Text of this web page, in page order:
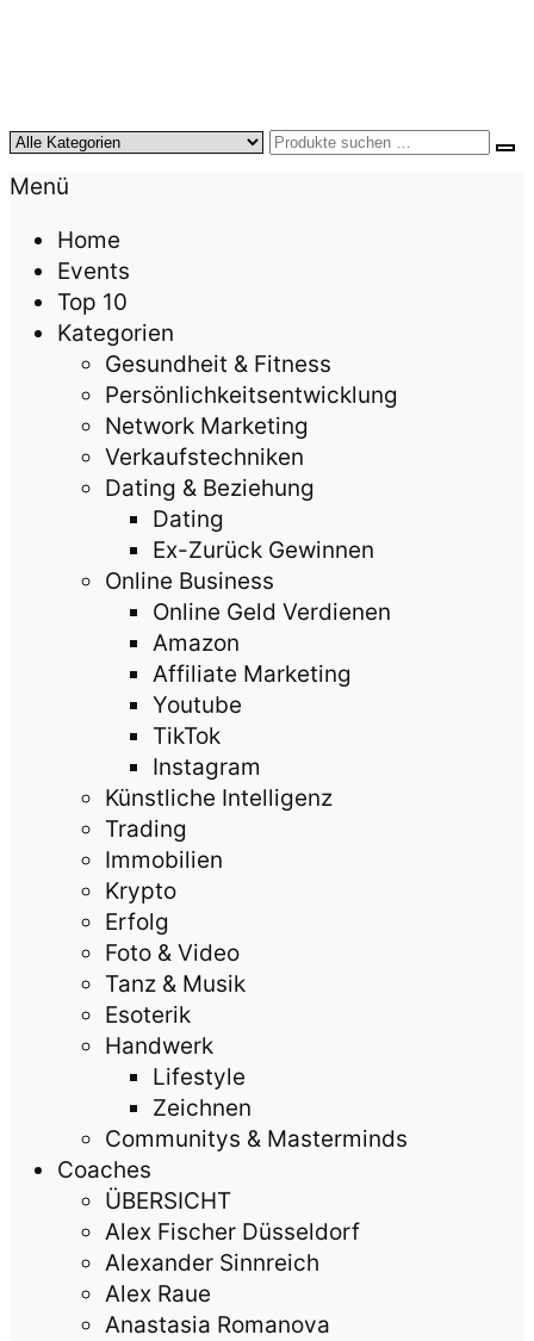
KursTipps.de
Weil Weiterbildung die beste Investition für mehr
Lebensqualität ist.
Menü
Home
Events
Top 10
Kategorien
Gesundheit & Fitness
Persönlichkeitsentwicklung
Network Marketing
Verkaufstechniken
Dating & Beziehung
Dating
Ex-Zurück Gewinnen
Online Business
Online Geld Verdienen
Amazon
Affiliate Marketing
Youtube
TikTok
Instagram
Künstliche Intelligenz
Trading
Immobilien
Krypto
Erfolg
Foto & Video
Tanz & Musik
Esoterik
Handwerk
Lifestyle
Zeichnen
Communitys & Masterminds
Coaches
ÜBERSICHT
Alex Fischer Düsseldorf
Alexander Sinnreich
Alex Raue
Anastasia Romanova